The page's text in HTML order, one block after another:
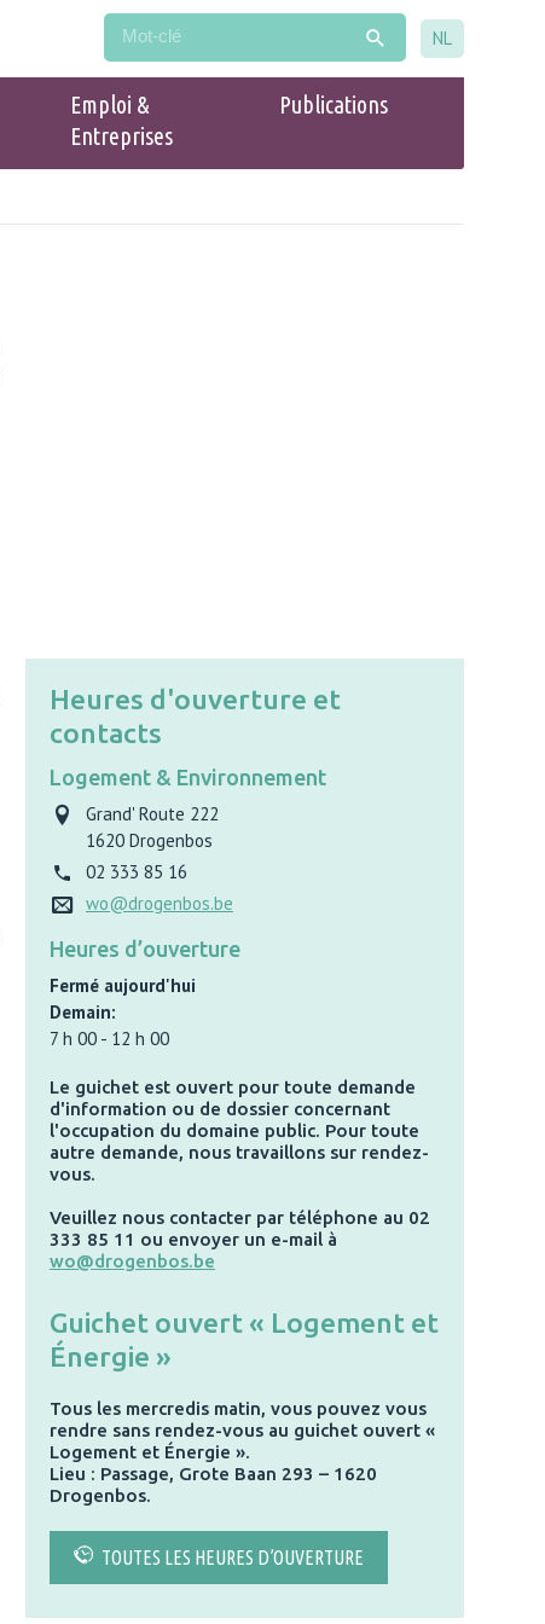
NL
Emploi &
Entreprises
Publications
Heures d'ouverture et
contacts
Logement & Environnement
Grand' Route 222
1620 Drogenbos
02 333 85 16
wo@drogenbos.be
Heures d’ouverture
Fermé aujourd'hui
Demain:
7 h 00- 12 h 00
Le guichet est ouvert pour toute demande
d'information ou de dossier concernant
l'occupation du domaine public. Pour toute
autre demande, nous travaillons sur rendez-
vous.
Veuillez nous contacter par téléphone au 02
333 85 11 ou envoyer un e-mail à
wo@drogenbos.be
Guichet ouvert « Logement et
Énergie »
Tous les mercredis matin, vous pouvez vous
rendre sans rendez-vous au guichet ouvert «
Logement et Énergie ».
Lieu : Passage, Grote Baan 293 – 1620
Drogenbos.
TOUTES LES HEURES D’OUVERTURE